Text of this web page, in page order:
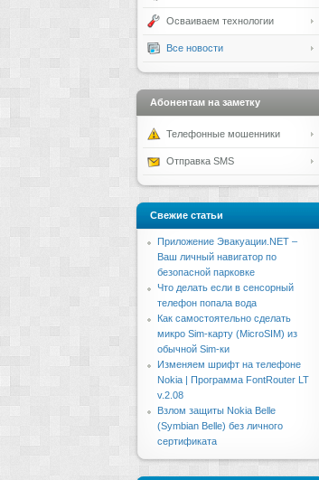
Осваиваем технологии
Все новости
Абонентам на заметку
Телефонные мошенники
Отправка SMS
Свежие статьи
Приложение Эвакуации.NET –
Ваш личный навигатор по
безопасной парковке
Что делать если в сенсорный
телефон попала вода
Как самостоятельно сделать
микро Sim-карту (MicroSIM) из
обычной Sim-ки
Изменяем шрифт на телефоне
Nokia | Программа FontRouter LT
v.2.08
Взлом защиты Nokia Belle
(Symbian Belle) без личного
сертификата